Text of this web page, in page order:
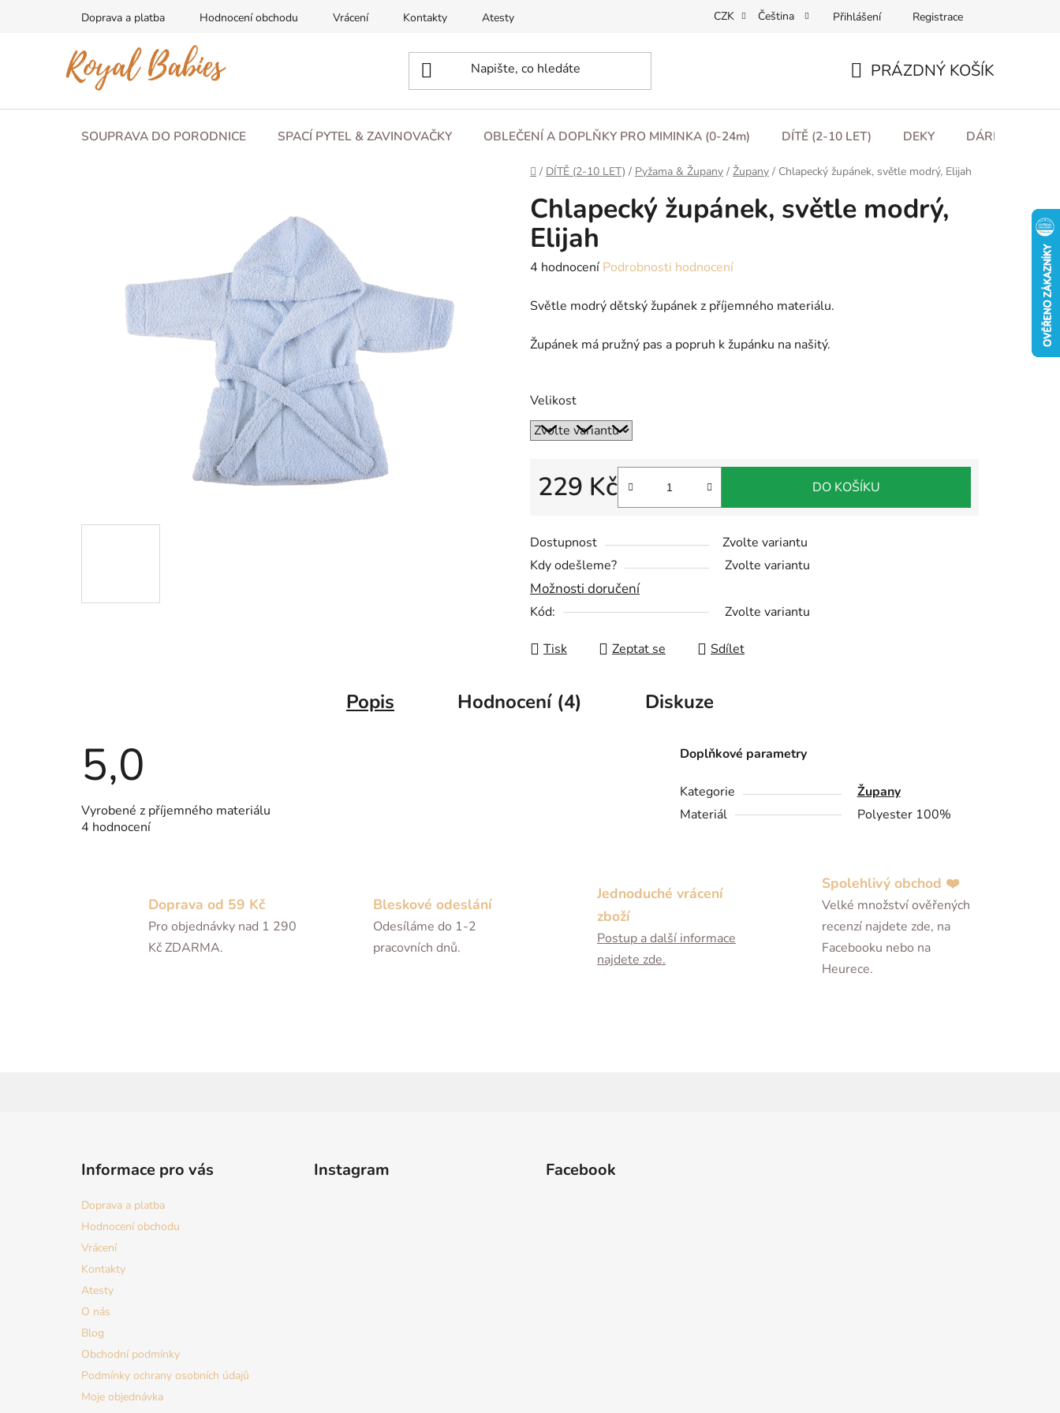
Doprava a platba Hodnocení obchodu Vrácení Kontakty Atesty Obchodní podmínky Podmínky ochrany osobních údajů
CZK Čeština Přihlášení Registrace
KOŠÍK
PRÁZDNÝ KOŠÍK
SOUPRAVA DO PORODNICE SPACÍ PYTEL & ZAVINOVAČKY OBLEČENÍ A DOPLŇKY PRO MIMINKA (0-24m) DÍTĚ (2-10 LET) DEKY DÁRKOVÉ
Domů
/ DÍTĚ (2-10 LET) / Pyžama & Župany / Župany / Chlapecký župánek, světle modrý, Elijah
Chlapecký župánek, světle modrý,
Elijah
Průměrné
produktu
5,0
5
4 hodnocení Podrobnosti hodnocení
Světle modrý dětský župánek z příjemného materiálu.
Župánek má pružný pas a popruh k župánku na našitý.
Velikost
Dostupnost
Zvolte variantu
Kdy odešleme?
Zvolte variantu
Možnosti doručení
Kód: Zvolte variantu
229 Kč DO KOŠÍKU
Tisk Zeptat se Sdílet
Doprava od 59 Kč
Pro objednávky nad 1 290
Kč ZDARMA.
Bleskové odeslání
Odesíláme do 1-2
pracovních dnů.
Jednoduché vrácení
zboží
Postup a další informace
najdete zde.
Spolehlivý obchod ❤️
Velké množství ověřených
recenzí najdete zde, na
Facebooku nebo na
Heurece.
Popis Hodnocení (4) Diskuze
5,0
Průměrné
hodnocení
produktu
4 hodnocení
Vyrobené z příjemného materiálu
Doplňkové parametry
Kategorie
Župany
Materiál
Polyester 100%
Informace pro vás
Doprava a platba
Hodnocení obchodu
Vrácení
Kontakty
Atesty
O nás
Blog
Obchodní podmínky
Podmínky ochrany osobních údajů
Moje objednávka
Instagram Facebook